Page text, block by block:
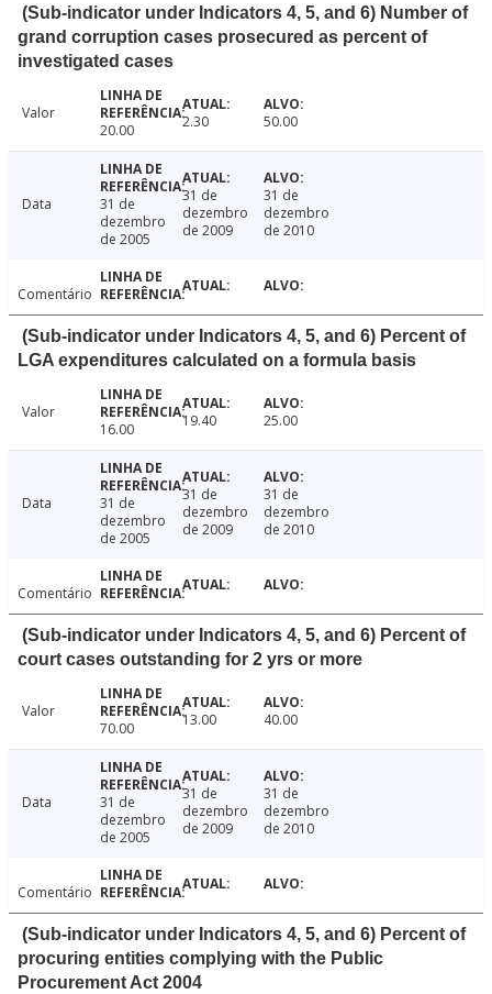
(Sub-indicator under Indicators 4, 5, and 6) Number of
grand corruption cases prosecured as percent of
investigated cases
Valor
20.00
2.30 50.00
Data
31 de
dezembro
de 2005
31 de
dezembro
de 2009
31 de
dezembro
de 2010
Comentário
(Sub-indicator under Indicators 4, 5, and 6) Percent of
LGA expenditures calculated on a formula basis
Valor
16.00
19.40 25.00
Data
31 de
dezembro
de 2005
31 de
dezembro
de 2009
31 de
dezembro
de 2010
Comentário
(Sub-indicator under Indicators 4, 5, and 6) Percent of
court cases outstanding for 2 yrs or more
Valor
70.00
13.00 40.00
Data
31 de
dezembro
de 2005
31 de
dezembro
de 2009
31 de
dezembro
de 2010
Comentário
(Sub-indicator under Indicators 4, 5, and 6) Percent of
procuring entities complying with the Public
Procurement Act 2004